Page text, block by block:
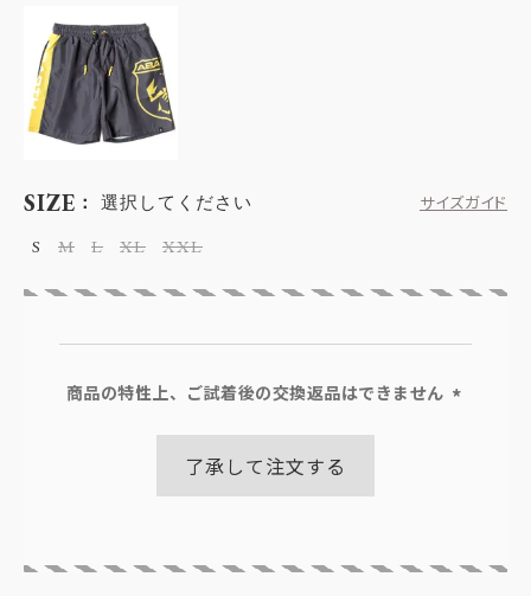
SIZE 選択してください
サイズガイド
S
M L XL XXL
商品の特性上、ご試着後の交換返品はできません
了承して注文する